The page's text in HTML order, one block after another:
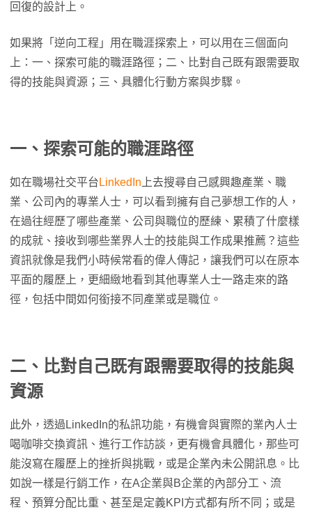
回復的設計上。
如果將「逆向工程」用在職涯探索上，可以用在三個面向
上：一、探索可能的職涯路徑；二、比對自己既有跟需要取
得的技能與資源；三、具體化行動方案與步驟。
一、探索可能的職涯路徑
如在職場社交平台 LinkedIn 上去搜尋自己感興趣產業、職
業、公司內的專業人士，可以看到擁有自己夢想工作的人，
在過往經歷了哪些產業、公司與職位的歷練、累積了什麼樣
的成就、接收到哪些業界人士的技能與工作成果推薦？這些
資訊就像是我們小時候常看的偉人傳記，讓我們可以在原本
平面的履歷上，更細緻地看到其他專業人士一路走來的路
徑，包括中間如何銜接不同產業或是職位。
二、比對自己既有跟需要取得的技能與
資源
此外，透過LinkedIn的私訊功能，有機會與實際的業內人士
喝咖啡交換資訊、進行工作訪談，更有機會具體化，那些可
能沒寫在履歷上的挫折與挑戰，或是企業內未公開訊息。比
如說一樣是行銷工作，在A企業與B企業的內部分工、流
程、預算分配比重、甚至是定義KPI方式都有所不同；或是